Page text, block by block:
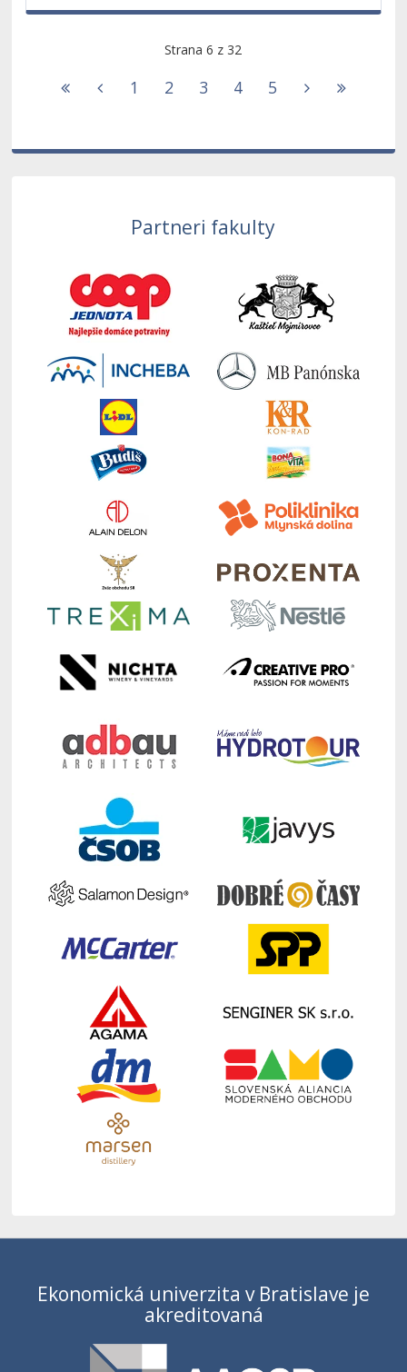
Strana 6 z 32
1 2 3 4 5
Partneri fakulty
Ekonomická univerzita v Bratislave je
akreditovaná